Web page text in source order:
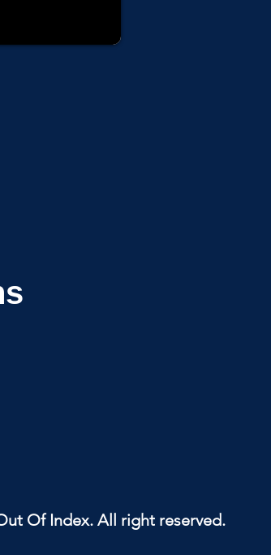
Of Index. All right reserved.